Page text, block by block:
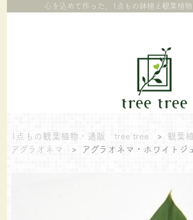
心を込めて作った、1点もの鉢植え観葉植
1点もの観葉植物・通販 tree tree > 観葉
アグラオネマ
> アグラオネマ・ホワイトジ